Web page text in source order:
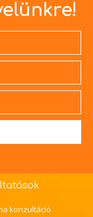
konzultáció